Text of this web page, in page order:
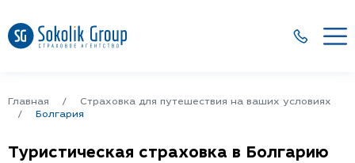
Главная
Страховка для путешествия на ваших условиях
Болгария
Туристическая страховка в Болгарию